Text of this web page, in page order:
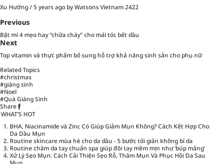
Xu Hướng/5 years ago by Watsons Vietnam2422
Previous
Bật mí 4 mẹo hay “chữa cháy” cho mái tóc bết dầu
Next
Top vitamin và thực phẩm bổ sung hỗ trợ khả năng sinh sản cho phụ nữ
Related Topics
#christmas
#giáng sinh
#Noel
#Quà Giáng Sinh
Share
WHAT’S HOT
BHA, Niacinamide và Zinc Có Giúp Giảm Mụn Không? Cách Kết Hợp Cho
Da Dầu Mụn
Routine skincare mùa hè cho da dầu - 5 bước tối giản không bí da
Routine chăm da tay chuẩn spa giúp đôi tay mềm mịn như ‘búp măng’
Xử Lý Sẹo Mụn: Cách Cải Thiện Sẹo Rỗ, Thâm Mụn Và Phục Hồi Da Sau